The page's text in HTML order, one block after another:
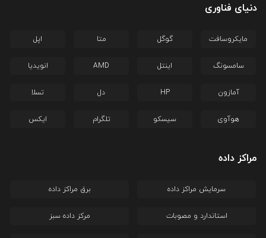
دنیای فناوری
مایکروسافت گوگل متا اپل
سامسونگ اینتل AMD انویدیا
آمازون HP دل تسلا
هوآوی سیسکو تلگرام ایکس
مراکز داده
سرمایش مراکز داده برق مراکز داده
استاندارد و مصوبات مرکز داده سبز